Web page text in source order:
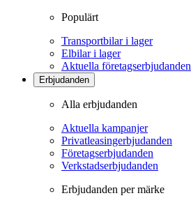
Populärt
Transportbilar i lager
Elbilar i lager
Aktuella företagserbjudanden
Erbjudanden
Alla erbjudanden
Aktuella kampanjer
Privatleasingerbjudanden
Företagserbjudanden
Verkstadserbjudanden
Erbjudanden per märke